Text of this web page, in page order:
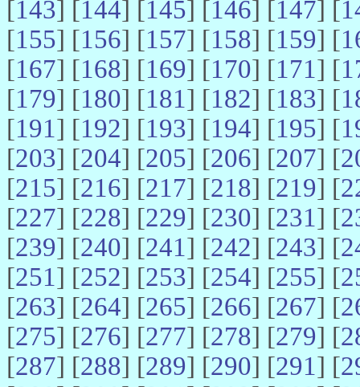
[143] [144] [145] [146] [147] [
[155] [156] [157] [158] [159] [
[167] [168] [169] [170] [171] [
[179] [180] [181] [182] [183] [
[191] [192] [193] [194] [195] [
[203] [204] [205] [206] [207] [
[215] [216] [217] [218] [219] [
[227] [228] [229] [230] [231] [
[239] [240] [241] [242] [243] [
[251] [252] [253] [254] [255] [
[263] [264] [265] [266] [267] [
[275] [276] [277] [278] [279] [
[287] [288] [289] [290] [291] [